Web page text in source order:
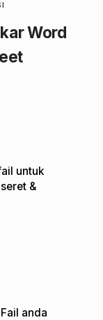
Word
untuk
&
anda